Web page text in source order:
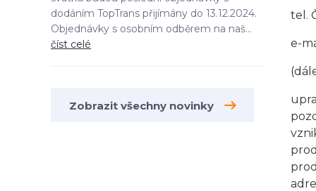
dodáním TopTrans přijímány do 13.12.2024.
Objednávky s osobním odběrem na naš...
číst celé
Zobrazit všechny novinky
tel.
e-